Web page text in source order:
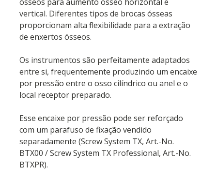
vertical. Diferentes tipos de brocas ósseas
proporcionam alta flexibilidade para a extração
de enxertos ósseos.
Os instrumentos são perfeitamente adaptados
entre si, frequentemente produzindo um encaixe
por pressão entre o osso cilíndrico ou anel e o
local receptor preparado.
Esse encaixe por pressão pode ser reforçado
com um parafuso de fixação vendido
separadamente (Screw System TX, Art.-No.
BTX00 / Screw System TX Professional, Art.-No.
BTXPR).